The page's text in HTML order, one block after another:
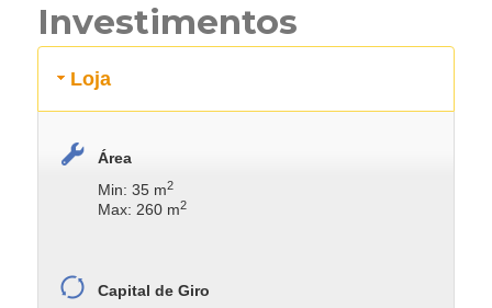
Investimentos
Loja
Área
Min: 35 m2
Max: 260 m2
Capital de Giro